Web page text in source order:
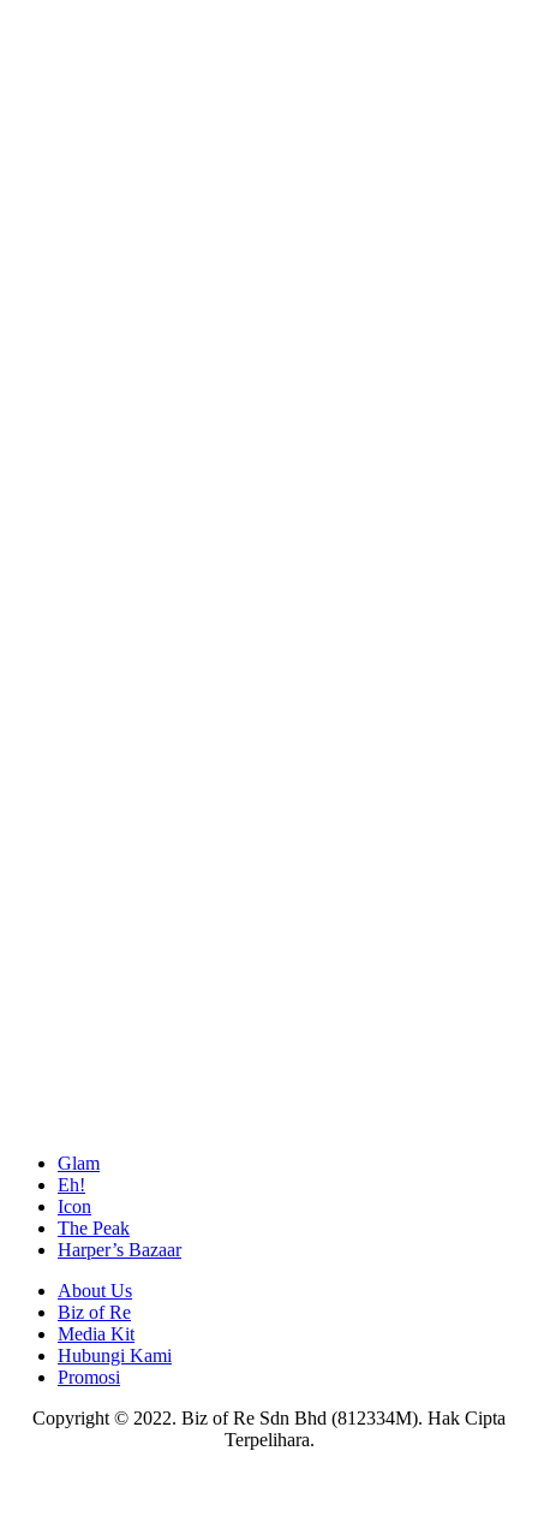
Glam
Eh!
Icon
The Peak
Harper’s Bazaar
About Us
Biz of Re
Media Kit
Hubungi Kami
Promosi
Copyright © 2022. Biz of Re Sdn Bhd (812334M). Hak Cipta
Terpelihara.